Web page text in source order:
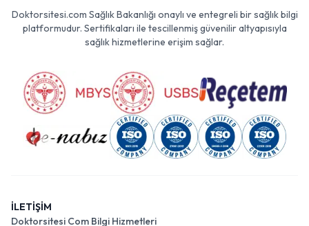
Doktorsitesi.com Sağlık Bakanlığı onaylı ve entegreli bir sağlık bilgi
platformudur. Sertifikaları ile tescillenmiş güvenilir altyapısıyla
sağlık hizmetlerine erişim sağlar.
İLETİŞİM
Doktorsitesi Com Bilgi Hizmetleri